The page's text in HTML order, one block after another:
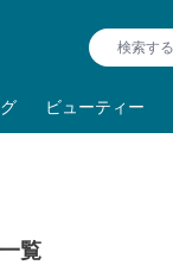
ビューティー
覧